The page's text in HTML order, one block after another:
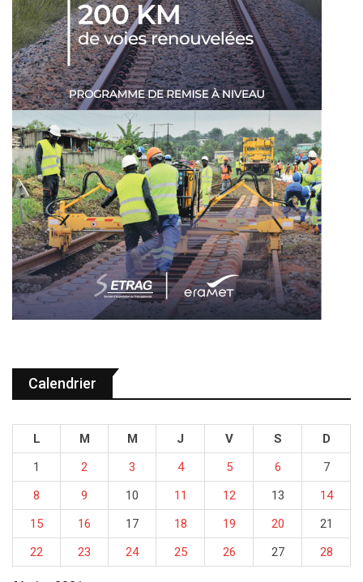
Calendrier
L M M J V S
D
1
2 3 4 5 6
7
8
9 10 11 12 13
14
15
16 17 18 19 20
21
22
23 24 25 26 27 28